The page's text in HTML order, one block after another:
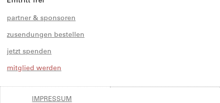
partner & sponsoren
zusendungen bestellen
jetzt spenden
mitglied werden
IMPRESSUM